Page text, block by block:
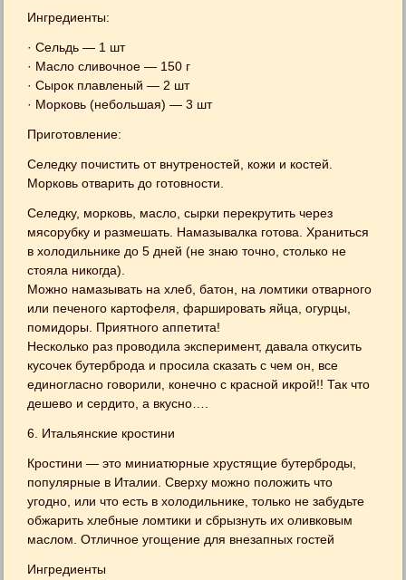
Ингредиенты:
· Сельдь — 1 шт
· Масло сливочное — 150 г
· Сырок плавленый — 2 шт
· Морковь (небольшая) — 3 шт
Приготовление:
Селедку почистить от внутреностей, кожи и костей.
Морковь отварить до готовности.
Селедку, морковь, масло, сырки перекрутить через
мясорубку и размешать. Намазывалка готова. Храниться
в холодильнике до 5 дней (не знаю точно, столько не
стояла никогда).
Можно намазывать на хлеб, батон, на ломтики отварного
или печеного картофеля, фаршировать яйца, огурцы,
помидоры. Приятного аппетита!
Несколько раз проводила эксперимент, давала откусить
кусочек бутерброда и просила сказать с чем он, все
единогласно говорили, конечно с красной икрой!! Так что
дешево и сердито, а вкусно….
6. Итальянские кростини
Кростини — это миниатюрные хрустящие бутерброды,
популярные в Италии. Сверху можно положить что
угодно, или что есть в холодильнике, только не забудьте
обжарить хлебные ломтики и сбрызнуть их оливковым
маслом. Отличное угощение для внезапных гостей
Ингредиенты